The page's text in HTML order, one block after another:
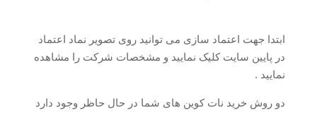
ابتدا جهت اعتماد سازی می توانید روی تصویر نماد اعتماد
در پایین سایت کلیک نمایید و مشخصات شرکت را مشاهده
نمایید .
دو روش خرید نات کوین های شما در حال حاظر وجود دارد